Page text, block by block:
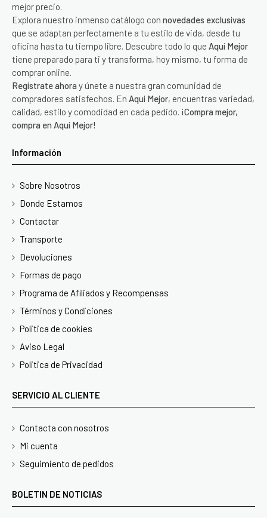
mejor precio.
Explora nuestro inmenso catálogo con novedades exclusivas
que se adaptan perfectamente a tu estilo de vida, desde tu
oficina hasta tu tiempo libre. Descubre todo lo que Aquí Mejor
tiene preparado para ti y transforma, hoy mismo, tu forma de
comprar online.
Regístrate ahora y únete a nuestra gran comunidad de
compradores satisfechos. En Aquí Mejor, encuentras variedad,
calidad, estilo y comodidad en cada pedido. ¡Compra mejor,
compra en Aquí Mejor!
Información
Sobre Nosotros
Donde Estamos
Contactar
Transporte
Devoluciones
Formas de pago
Programa de Afiliados y Recompensas
Términos y Condiciones
Politica de cookies
Aviso Legal
Politica de Privacidad
SERVICIO AL CLIENTE
Contacta con nosotros
Mi cuenta
Seguimiento de pedidos
BOLETIN DE NOTICIAS